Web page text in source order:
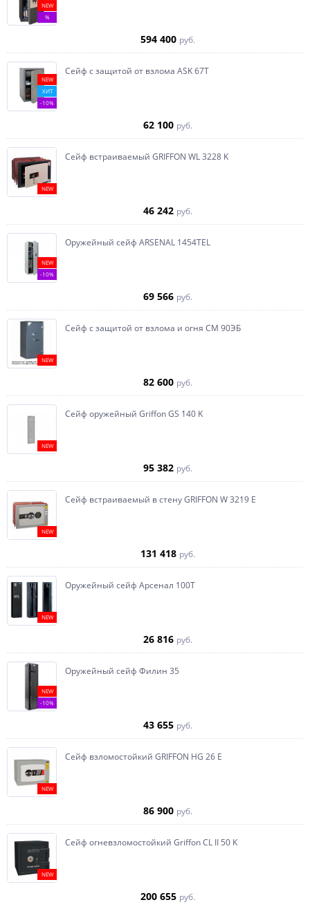
NEW
%
594 400 руб.
NEW
ХИТ
-10%
Сейф с защитой от взлома ASK 67T
62 100 руб.
NEW
Сейф встраиваемый GRIFFON WL 3228 K
46 242 руб.
NEW
-10%
Оружейный сейф ARSENAL 1454ТEL
69 566 руб.
NEW
Сейф с защитой от взлома и огня СМ 90ЭБ
82 600 руб.
NEW
Сейф оружейный Griffon GS 140 K
95 382 руб.
NEW
Сейф встраиваемый в стену GRIFFON W 3219 E
131 418 руб.
NEW
Оружейный сейф Арсенал 100Т
26 816 руб.
NEW
-10%
Оружейный сейф Филин 35
43 655 руб.
NEW
Сейф взломостойкий GRIFFON HG 26 E
86 900 руб.
NEW
Сейф огневзломостойкий Griffon CL II 50 K
200 655 руб.